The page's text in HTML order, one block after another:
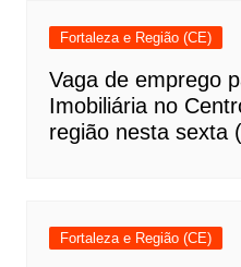
Fortaleza e Região (CE)
Vaga de emprego
Imobiliária no
região nesta sexta
Fortaleza e Região (CE)